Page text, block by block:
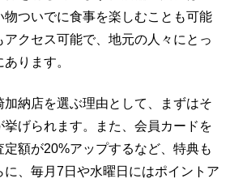
物ついでに食事を楽しむことも可能
クセス可能で、地元の人々にとっ
ります。
納店を選ぶ理由として、まずはそ
げられます。また、会員カードを
額が20%アップするなど、特典も
、毎月7日や水曜日にはポイントア